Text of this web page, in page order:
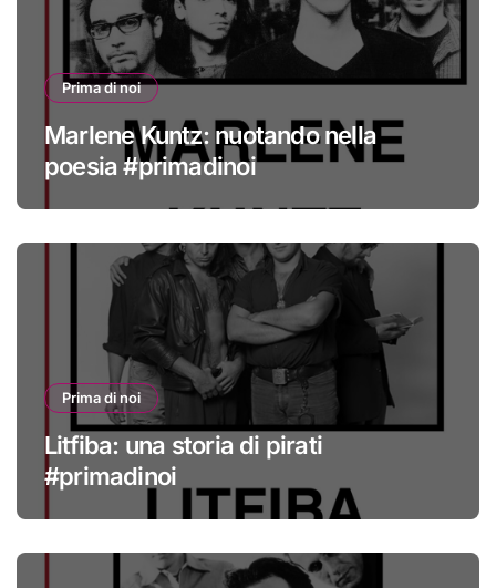
Prima di noi
Marlene Kuntz: nuotando nella
poesia #primadinoi
Prima di noi
Litfiba: una storia di pirati
#primadinoi